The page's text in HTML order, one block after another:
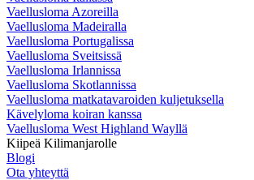
Vaellusloma Azoreilla
Vaellusloma Madeiralla
Vaellusloma Portugalissa
Vaellusloma Sveitsissä
Vaellusloma Irlannissa
Vaellusloma Skotlannissa
Vaellusloma matkatavaroiden kuljetuksella
Kävelyloma koiran kanssa
Vaellusloma West Highland Wayllä
Kiipeä Kilimanjarolle
Blogi
Ota yhteyttä